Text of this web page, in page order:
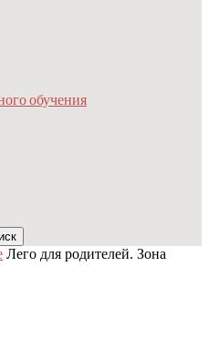
обучения
Лего для родителей. Зона